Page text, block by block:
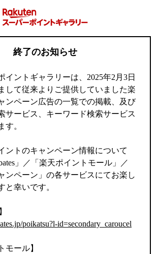
終了のお知らせ
イントギャラリーは、2025年2月3日
して従来よりご提供していました楽
ンペーン広告の一覧での掲載、及び
サービス、キーワード検索サービス
す。
ントのキャンペーン情報について
」／「楽天ポイントモール」／
ンペーン」の各サービスにてお楽し
と幸いです。
poikatsu?l-id=secondary_caroucel
モール】